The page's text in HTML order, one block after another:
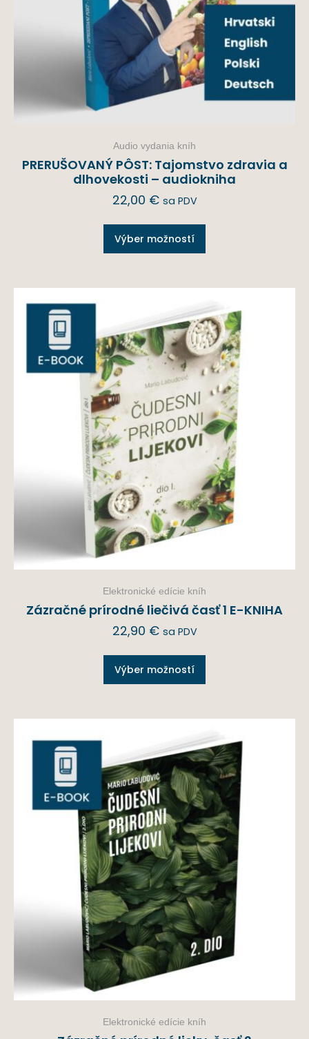
Audio vydania kníh
PRERUŠOVANÝ PÔST: Tajomstvo zdravia a
dlhovekosti – audiokniha
22,00 € sa PDV
Výber možností
Elektronické edície kníh
Zázračné prírodné liečivá časť 1 E-KNIHA
22,90 € sa PDV
Výber možností
Elektronické edície kníh